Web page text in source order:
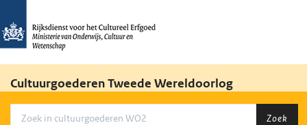
Cultuurgoederen Tweede Wereldoorlog
Zoek